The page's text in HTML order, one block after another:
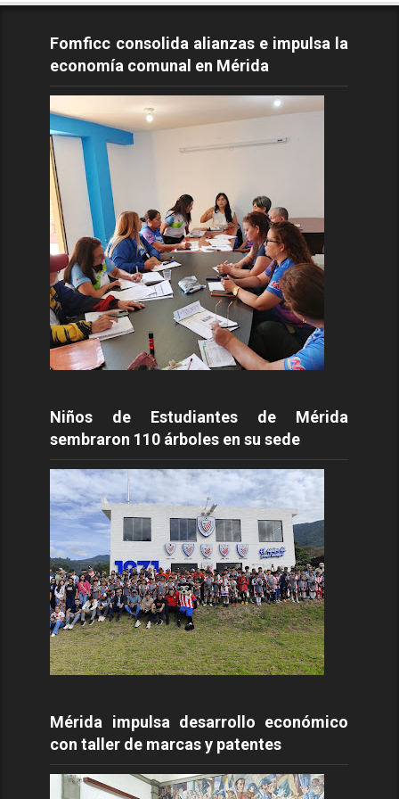
Fomficc consolida alianzas e impulsa la
economía comunal en Mérida
Niños de Estudiantes de Mérida
sembraron 110 árboles en su sede
Mérida impulsa desarrollo económico
con taller de marcas y patentes